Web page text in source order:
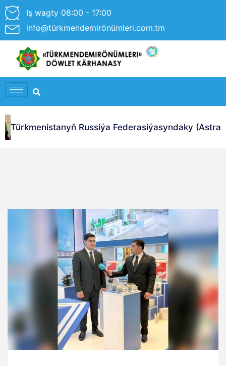
Iş wagty 08:00 - 17:00
info@türkmendemirönümleri.com.tm
Türkmenistanyň Russiýa Federasiýasyndaky